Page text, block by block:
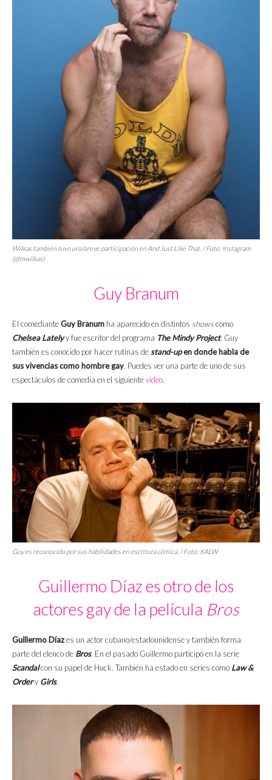
Wilkas también tuvo una breve participación en And Just Like That. / Foto: Instagram
(@mwilkas)
Guy Branum
El comedianteGuy Branum ha aparecido en distintos showscomo
Chelsea Latelyy fue escritor del programa The Mindy Project. Guy
también es conocido por hacer rutinas destand-upen donde habla de
sus vivencias como hombre gay. Puedes ver una parte de uno de sus
espectáculos de comedia en el siguientevideo.
Guy es reconocido por sus habilidades en escritura cómica. / Foto: KALW
Guillermo Díaz es otro de los
actores gay de la película Bros
Guillermo Díazes un actor cubano/estadounidense y también forma
parte del elenco de Bros. En el pasado Guillermo participó en la serie
Scandalcon su papel de Huck. También ha estado en series como Law &
Ordery Girls.